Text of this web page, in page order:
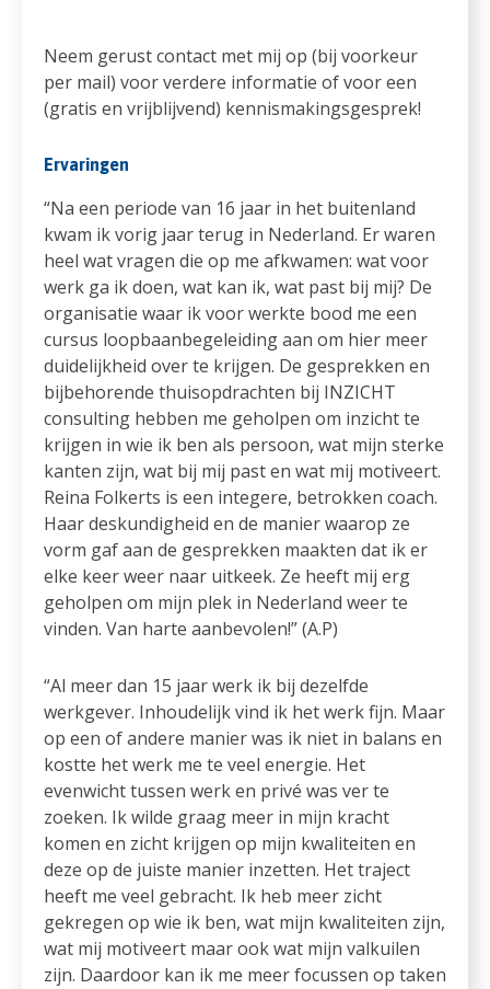
Neem gerust contact met mij op (bij voorkeur
per mail) voor verdere informatie of voor een
(gratis en vrijblijvend) kennismakingsgesprek!
Ervaringen
“Na een periode van 16 jaar in het buitenland
kwam ik vorig jaar terug in Nederland. Er waren
heel wat vragen die op me afkwamen: wat voor
werk ga ik doen, wat kan ik, wat past bij mij? De
organisatie waar ik voor werkte bood me een
cursus loopbaanbegeleiding aan om hier meer
duidelijkheid over te krijgen. De gesprekken en
bijbehorende thuisopdrachten bij INZICHT
consulting hebben me geholpen om inzicht te
krijgen in wie ik ben als persoon, wat mijn sterke
kanten zijn, wat bij mij past en wat mij motiveert.
Reina Folkerts is een integere, betrokken coach.
Haar deskundigheid en de manier waarop ze
vorm gaf aan de gesprekken maakten dat ik er
elke keer weer naar uitkeek. Ze heeft mij erg
geholpen om mijn plek in Nederland weer te
vinden. Van harte aanbevolen!” (A.P)
“Al meer dan 15 jaar werk ik bij dezelfde
werkgever. Inhoudelijk vind ik het werk fijn. Maar
op een of andere manier was ik niet in balans en
kostte het werk me te veel energie. Het
evenwicht tussen werk en privé was ver te
zoeken. Ik wilde graag meer in mijn kracht
komen en zicht krijgen op mijn kwaliteiten en
deze op de juiste manier inzetten. Het traject
heeft me veel gebracht. Ik heb meer zicht
gekregen op wie ik ben, wat mijn kwaliteiten zijn,
wat mij motiveert maar ook wat mijn valkuilen
zijn. Daardoor kan ik me meer focussen op taken